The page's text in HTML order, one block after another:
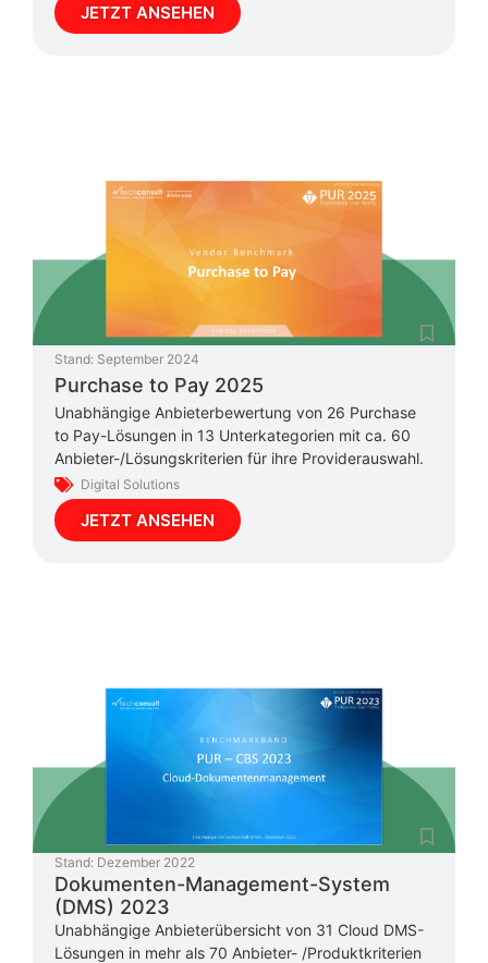
JETZT ANSEHEN
Stand: September 2024
Purchase to Pay 2025
Unabhängige Anbieterbewertung von 26 Purchase
to Pay-Lösungen in 13 Unterkategorien mit ca. 60
Anbieter-/Lösungskriterien für ihre Providerauswahl.
Digital Solutions
JETZT ANSEHEN
Stand: Dezember 2022
Dokumenten-Management-System
(DMS) 2023
Unabhängige Anbieterübersicht von 31 Cloud DMS-
Lösungen in mehr als 70 Anbieter- /Produktkriterien